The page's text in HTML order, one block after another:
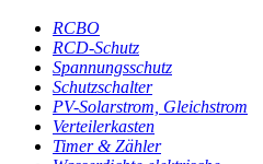
RCBO
RCD-Schutz
Spannungsschutz
Schutzschalter
PV-Solarstrom, Gleichstrom
Verteilerkasten
Timer & Zähler